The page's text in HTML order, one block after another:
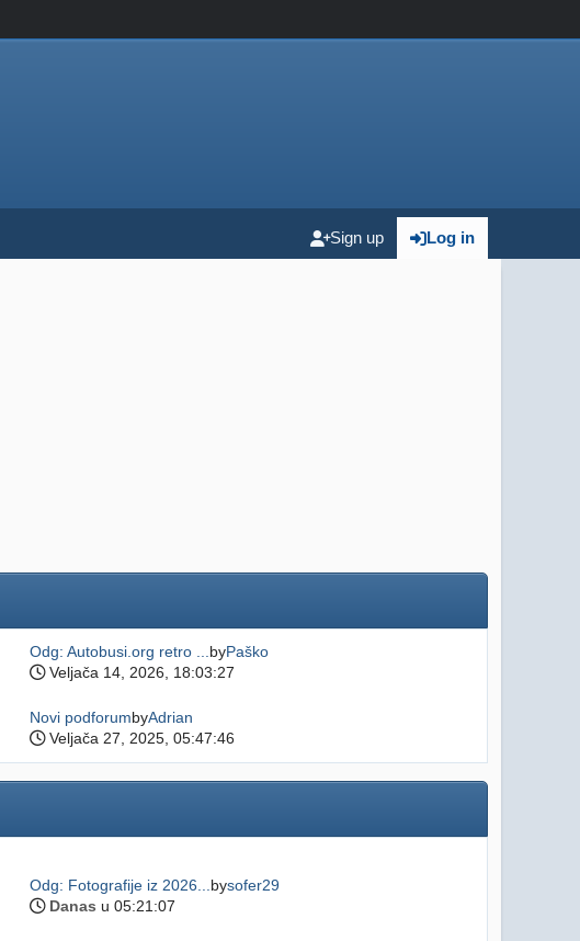
Log in
Sign up
Odg: Autobusi.org retro ... byPaško
Veljača 14, 2026, 18:03:27
Novi podforumbyAdrian
Veljača 27, 2025, 05:47:46
Odg: Fotografije iz 2026... bysofer29
Danas u 05:21:07